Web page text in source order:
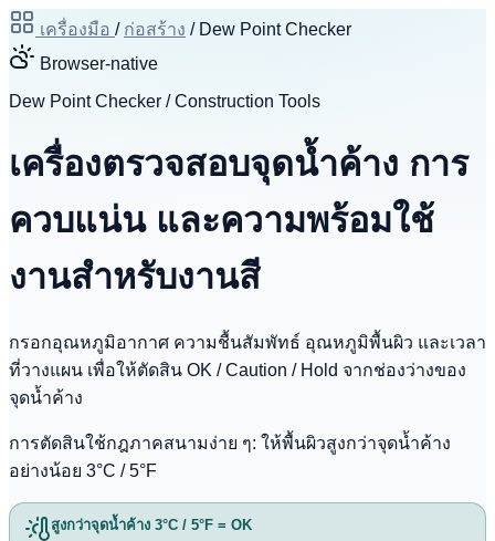
เครื่องมือ / ก่อสร้าง / Dew Point Checker
Browser-native
Dew Point Checker / Construction Tools
เครื่องตรวจสอบจุดน้ำค้าง การ
ควบแน่น และความพร้อมใช้
งานสำหรับงานสี
กรอกอุณหภูมิอากาศ ความชื้นสัมพัทธ์ อุณหภูมิพื้นผิว และเวลา
ที่วางแผน เพื่อให้ตัดสิน OK / Caution / Hold จากช่องว่างของ
จุดน้ำค้าง
การตัดสินใช้กฎภาคสนามง่าย ๆ: ให้พื้นผิวสูงกว่าจุดน้ำค้าง
อย่างน้อย 3°C / 5°F
สูงกว่าจุดน้ำค้าง 3°C / 5°F = OK